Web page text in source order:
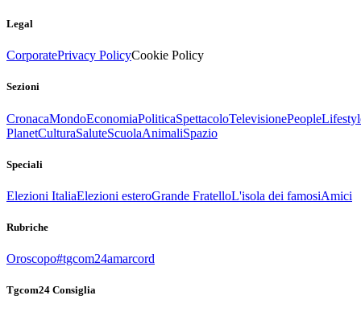
Legal
CorporatePrivacy PolicyCookie Policy
Sezioni
CronacaMondoEconomiaPoliticaSpettacoloTelevisionePeople
PlanetCulturaSaluteScuolaAnimaliSpazio
Speciali
Elezioni ItaliaElezioni esteroGrande FratelloL'isola dei famosiAmici
Rubriche
Oroscopo#tgcom24amarcord
Tgcom24 Consiglia